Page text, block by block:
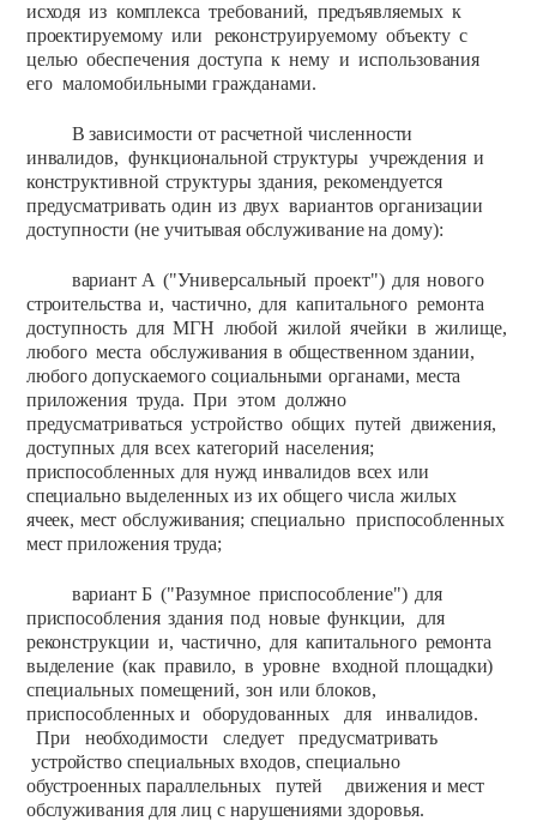
исходя из комплекса требований, предъявляемых к
проектируемому или реконструируемому объекту с
целью обеспечения доступа к нему и использования
его маломобильными гражданами.
В зависимости от расчетной численности
инвалидов, функциональной структуры учреждения и
конструктивной структуры здания, рекомендуется
предусматривать один из двух вариантов организации
доступности (не учитывая обслуживаниена дому):
вариант А ("Универсальный проект") для нового
строительства и, частично, для капитального ремонта
доступность для МГН любой жилой ячейки в жилище,
любого места обслуживания в общественном здании,
любого допускаемого социальными органами, места
приложения труда. При этом должно
предусматриваться устройство общих путей движения,
доступных для всех категорий населения;
приспособленных для нужд инвалидов всех или
специально выделенных из их общего числа жилых
ячеек, мест обслуживания; специально приспособленных
мест приложения труда;
вариант Б ("Разумное приспособление") для
приспособления здания под новые функции,
для
реконструкции и, частично, для капитального ремонта
выделение (как правило, в уровне входной площадки)
специальных помещений, зон или блоков,
приспособленных и оборудованных для
инвалидов.
При
необходимости следует
предусматривать
устройство специальных входов, специально
обустроенных параллельных путей движения и мест
обслуживаниядля лиц снарушениями здоровья.